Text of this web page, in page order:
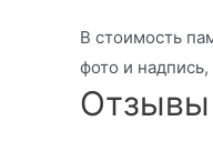
В стоимость
фото и
Отзывы